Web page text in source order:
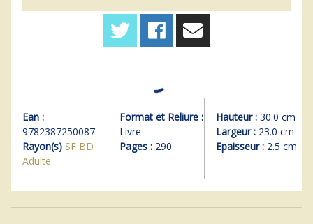
Ean :
9782387250087
Rayon(s) SF BD
Adulte
Format et Reliure :
Livre
Pages :290
Hauteur : 30.0 cm
Largeur : 23.0 cm
Epaisseur : 2.5 cm